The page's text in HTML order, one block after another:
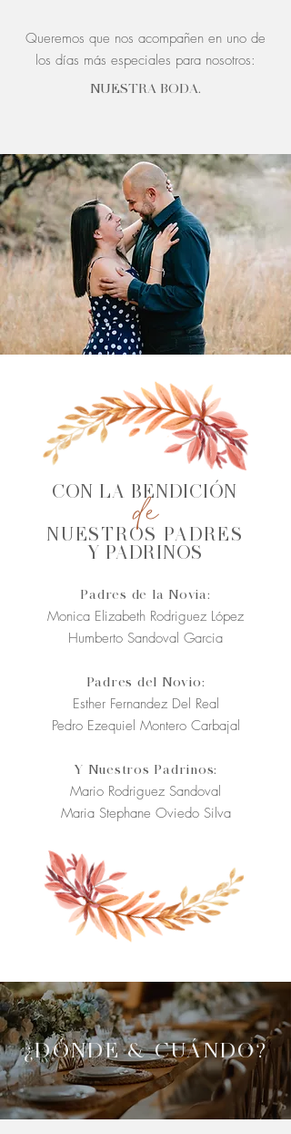
Queremos que nos acompañen en uno de
los días más especiales para nosotros:
NUESTRA BODA.
CON LA BENDICIÓN
NUESTROS PADRES
Y PADRINOS
de
Padres de la Novia:
Monica Elizabeth Rodriguez López
Humberto Sandoval Garcia
Padres del Novio:
Esther Fernandez Del Real
Pedro Ezequiel Montero Carbajal
Y Nuestros Padrinos:
Mario Rodriguez Sandoval
Maria Stephane Oviedo Silva
¿DÓNDE & CUÁNDO?